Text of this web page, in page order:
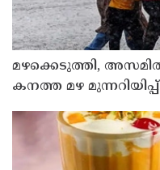
മഴക്കെടുത്തി,
കനത്ത മഴ മുന്നറിയിപ്പ്